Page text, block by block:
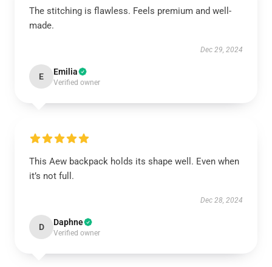
The stitching is flawless. Feels premium and well-
made.
Dec 29, 2024
E Emilia
Verified owner
This Aew backpack holds its shape well. Even when
it’s not full.
Dec 28, 2024
D Daphne
Verified owner